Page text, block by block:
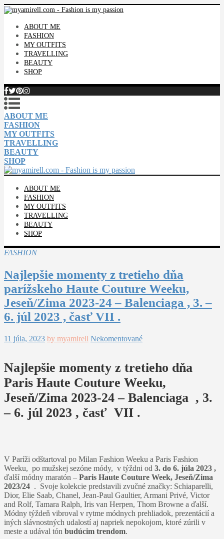
ABOUT ME
FASHION
MY OUTFITS
TRAVELLING
BEAUTY
SHOP
ABOUT ME
FASHION
MY OUTFITS
TRAVELLING
BEAUTY
SHOP
ABOUT ME
FASHION
MY OUTFITS
TRAVELLING
BEAUTY
SHOP
FASHION
Najlepšie momenty z tretieho dňa
parížskeho Haute Couture Weeku,
Jeseň/Zima 2023-24 – Balenciaga , 3. –
6. júl 2023 , časť VII .
11 júla, 2023 by myamirell Nekomentované
Najlepšie momenty z tretieho dňa
Paris Haute Couture Weeku,
Jeseň/Zima 2023-24 – Balenciaga , 3.
– 6. júl 2023 , časť VII .
V Paríži odštartoval po Milan Fashion Weeku a Paris Fashion
Weeku, po mužskej sezóne módy, v týždni od 3. do 6. júla 2023 ,
ďalší módny maratón – Paris Haute Couture Week, Jeseň/Zima
2023/24 . Svoje kolekcie predstavili zvučné značky: Schiaparelli,
Dior, Elie Saab, Chanel, Jean-Paul Gaultier, Armani Privé, Victor
and Rolf, Tamara Ralph, Iris van Herpen, Thom Browne a ďalší.
Módny týždeň vibroval v rytme módnych prehliadok, prezentácií a
iných slávnostných udalostí aj napriek nepokojom, ktoré zúrili v
meste a udával tón budúcim trendom.